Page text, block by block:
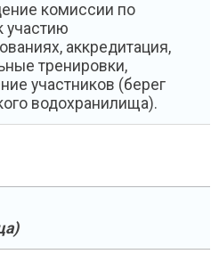
комиссии по
участию
аккредитация,
тренировки,
участников (берег
водохранилища).